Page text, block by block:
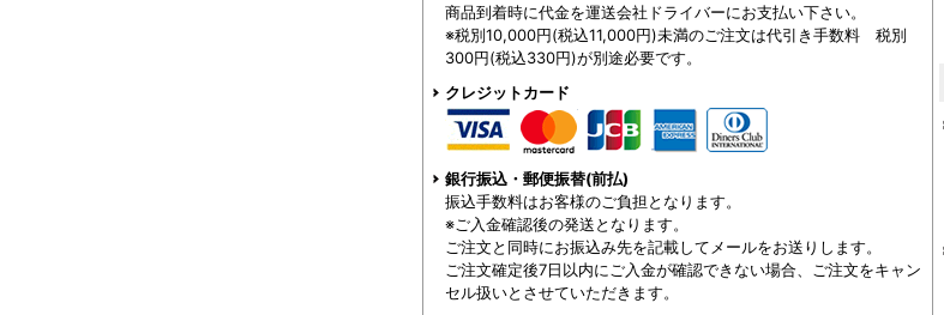
商品到着時に代金を運送会社ドライバーにお支払い下さい。
※税別10,000円(税込11,000円)未満のご注文は代引き手数料 税別
300円(税込330円)が別途必要です。
クレジットカード
銀行振込・郵便振替(前払)
振込手数料はお客様のご負担となります。
※ご入金確認後の発送となります。
ご注文と同時にお振込み先を記載してメールをお送りします。
ご注文確定後7日以内にご入金が確認できない場合、ご注文をキャン
セル扱いとさせていただきます。